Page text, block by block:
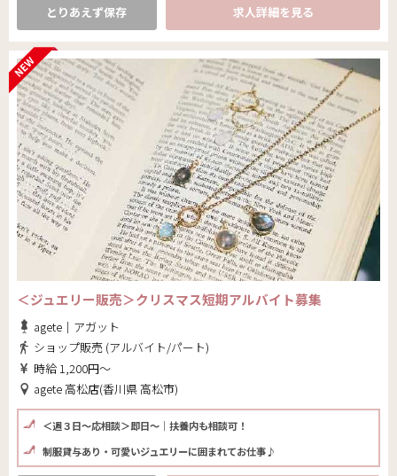
とりあえず保存 求人詳細を見る
＜ジュエリー販売＞クリスマス短期アルバイト募集
agete｜アガット
ショップ販売 (アルバイト/パート)
時給 1,200円～
agete 高松店(香川県 高松市)
＜週３日～応相談＞即日～｜扶養内も相談可！
制服貸与あり・可愛いジュエリーに囲まれてお仕事♪